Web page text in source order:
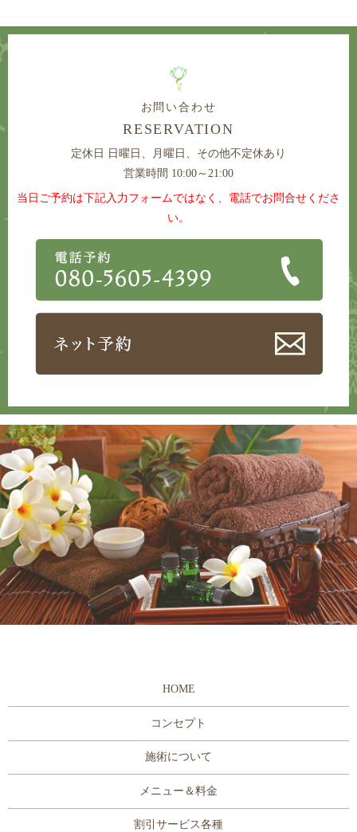
お問い合わせ
RESERVATION
定休日
日曜日、月曜日、その他不定休あり
営業時間 10:00～21:00
当日ご予約は下記入力フォームではなく、電話でお問合せくださ
い。
HOME
コンセプト
施術について
メニュー＆料金
割引サービス各種